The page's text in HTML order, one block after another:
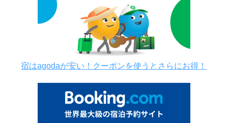
宿はagodaが安い！クーポンを使うとさらにお得！